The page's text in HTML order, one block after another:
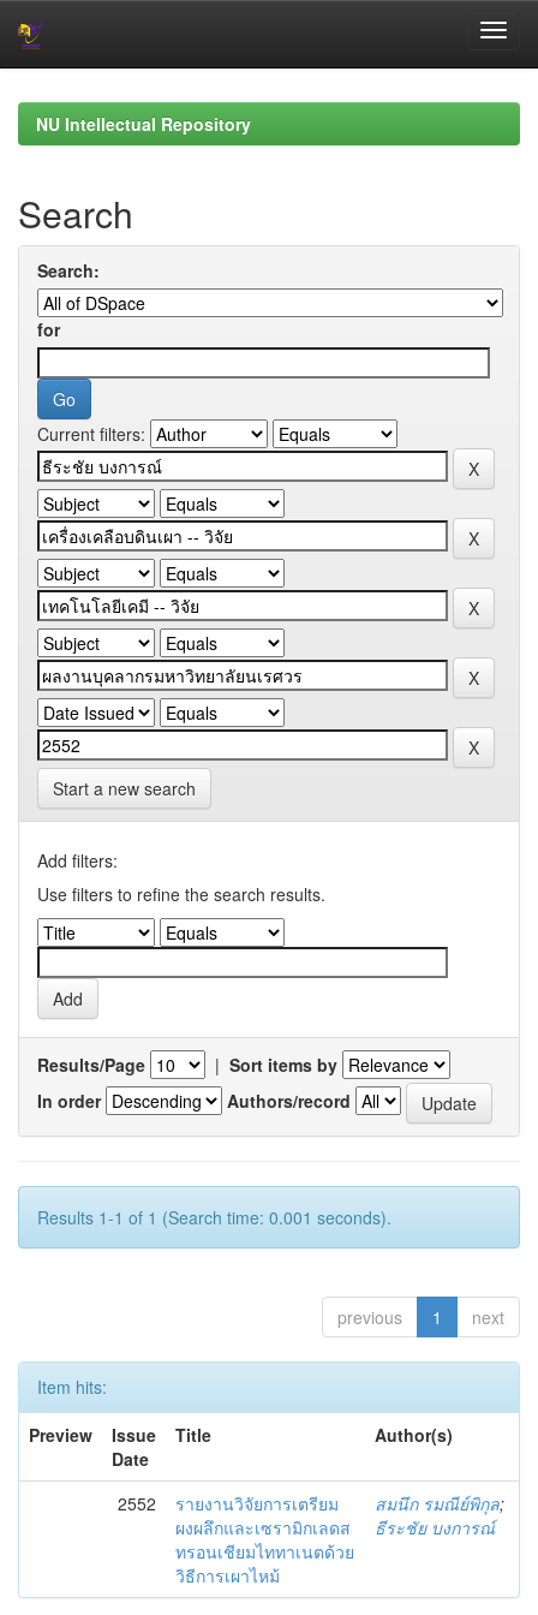
navigationNU Intellectual Repository
Search
Search:
for
Current filters:
Start a new search
Add filters:
Use filters to refine the search results.
Results/Page | Sort items by
In order
Authors/record
Results 1-1 of 1 (Search time: 0.001 seconds).
previous 1 next
Item hits:
Preview
Issue
Date
Title Author(s)
2552
รายงานวิจัยการเตรียม
ผงผลึกและเซรามิกเลดส
ทรอนเชียมไททาเนตด้วย
วิธีการเผาไหม้
สมนึก รมณีย์พิกุล;
ธีระชัย บงการณ์